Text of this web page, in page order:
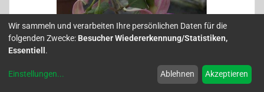
Wir sammeln und verarbeiten Ihre persönlichen Daten für die
folgenden Zwecke: Besucher Wiedererkennung/Statistiken,
Essentiell .
Einstellungen... Ablehnen Akzeptieren